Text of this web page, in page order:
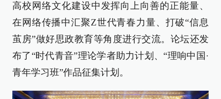
高校网络文化建设中发挥向上向善的正能量、
在网络传播中汇聚Z世代青春力量、打破“信息
茧房”做好思政教育等角度进行交流。论坛还发
布了“时代青音”理论学者助力计划、“理响中国·
青年学习班”作品征集计划。